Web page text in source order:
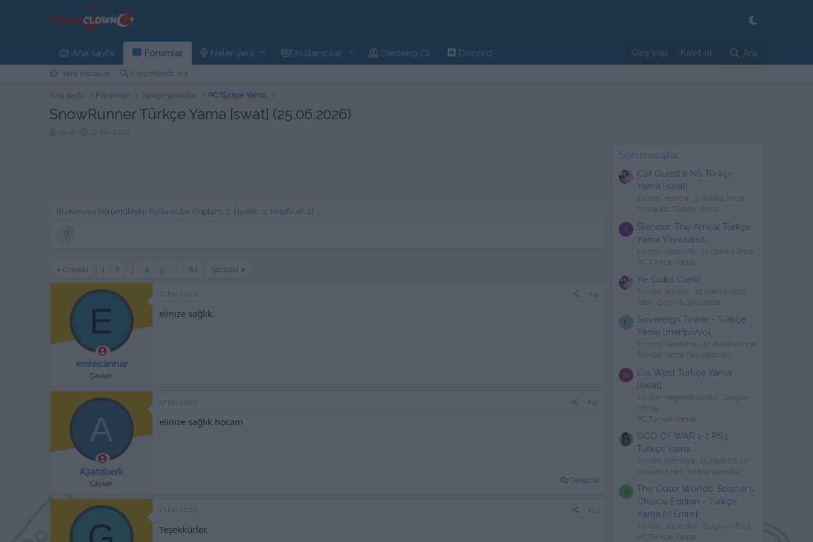
Ana sayfa Forumlar Neler yeni Kullanıcılar Destekçi Ol Discord Giriş yap Kayıt ol Ara
Yeni mesajlar Forumlarda ara
Ana sayfa Forumlar Türkçe yamalar PC Türkçe Yama
SnowRunner Türkçe Yama [swat] (25.06.2026)
b
a
n
ı
i
Bu Konuyu Görüntüleyen Kullanıcılar (Toplam: 2, Üyeler: 0, Misafirler: 2)
Önceki 1 2 3 4 5 … 61 Sonraki
E
emrecannar
Çaylak
17 Eki 2022 #41
elinize sağlık.
A
A3ataberk
Çaylak
17 Eki 2022 #42
elinize sağlık hocam
Cevapla
17 Eki 2022 #43
Teşekkürler.
Son mesajlar
Cat Quest III NS Türkçe
Yama [swat]
En son: edvina
3 dakika önce
Nintendo Türkçe Yama
Y
Slender: The Arrival Türkçe
Yama Yayınlandı
En son: yasin efe
11 dakika önce
PC Türkçe Yama
Ye, Guild Clerk!
En son: edvina
15 dakika önce
İstek, Öneri & Şikayetler
Sovereign Tower - Türkçe
Yama [mertpivvo]
En son: Leonxtra
47 dakika önce
Türkçe Yama Paylaşımları
N
Evil West Türkçe Yama
[swat]
En son: negerekvardi0
Bugün
08:59
PC Türkçe Yama
GOD OF WAR 1-2 PS3
Türkçe Yama
En son: cemo94
Bugün 08:17
Devam Eden Türkçe yamalar
S
The Outer Worlds: Spacer's
Choice Edition - Türkçe
Yama [☆Emre]
En son: shizo skit
Bugün 08:14
PC Türkçe Yama